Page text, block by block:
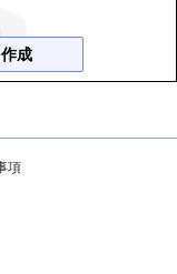
成
項